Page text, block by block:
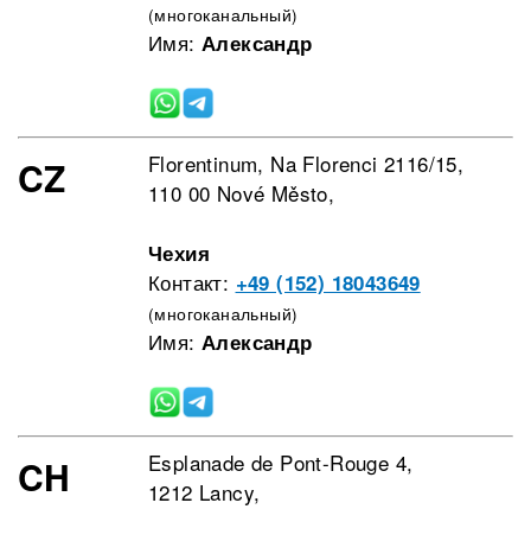
(многоканальный)
Имя: Александр
CZ
Florentinum, Na Florenci 2116/15,
110 00 Nové Město,
Чехия
Контакт: +49 (152) 18043649
(многоканальный)
Имя: Александр
CH
Esplanade de Pont-Rouge 4,
1212 Lancy,